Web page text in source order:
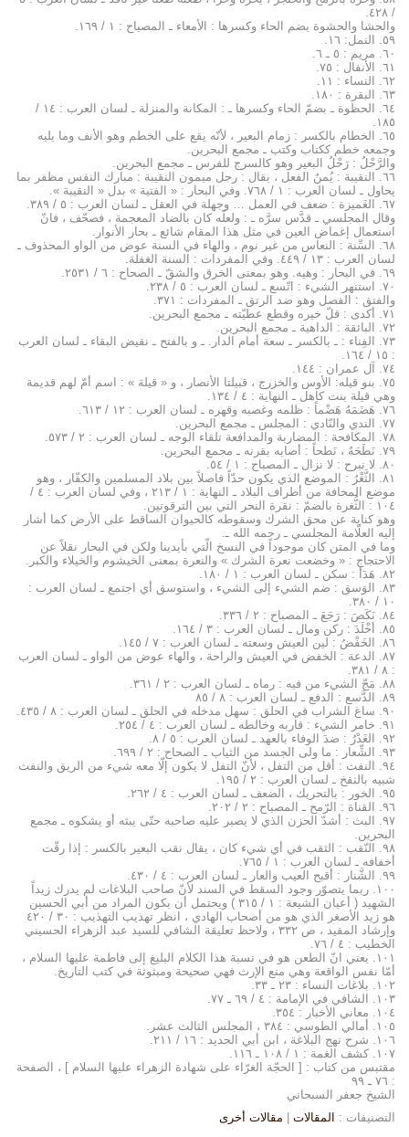
/ ٤۲۸.
والحشا والحشوة بضم الحاء وكسرها : الأمعاء ـ المصباح : ۱ / ۱٦۹.
٥۹. النمل: ۱٦.
٦۰. مريم : ٥ ـ ٦.
٦۱. الأنفال : ۷٥.
٦۲. النساء : ۱۱.
٦۳. البقرة : ۱۸۰.
٦٤. الحظوة ـ بضمّ الحاء وكسرها ـ : المكانة والمنزلة ـ لسان العرب : ۱٤ /
۱۸٥.
٦٥. الخطام بالكسر : زمام البعير ، لأنّه يقع على الخطم وهو الأنف وما يليه
وجمعه خطم ككتاب وكتب ـ مجمع البحرين.
والرَّحْلُ : رَحْلُ البعير وهو كالسرج للفرس ـ مجمع البحرين.
٦٦. النقيبة : يُمنُ الفعل ، يقال : رجل ميمون النقيبة : مبارك النفس مظفر بما
يحاول ـ لسان العرب : ۱ / ۷٦۸. وفي البحار : « الفتية » بدل « النقيبة ».
٦۷. الغَميزة : ضعف في العمل … وجهلة في العقل ـ لسان العرب : ٥ / ۳۸۹.
وقال المجلسي ـ قدَّس سرَّه ـ : ولعلّه كان بالضاد المعجمة ، فصحّف ، فانّ
استعمال إغماض العين في مثل هذا المقام شائع ـ بحار الأنوار.
٦۸. السِّنة : النعاس من غير نوم ، والهاء في السنة عوض من الواو المحذوف ـ
لسان العرب : ۱۳ / ٤٤۹. وفي المفردات : السنة الغفلة.
٦۹. في البحار : وهيه. وهو بمعنى الخرق والشقّ ـ الصحاح : ٦ / ۲٥۳۱.
۷۰. استنهر الشيء : اتّسع ـ لسان العرب : ٥ / ۲۳۸.
والفتق : الفصل وهو ضد الرتق ـ المفردات : ۳۷۱.
۷۱. أكدى : قلّ خيره وقطع عطيّته ـ مجمع البحرين.
۷۲. البائقة : الداهية ـ مجمع البحرين.
۷۳. الفِناء : ـ بالكسر ـ سعة أمام الدار. ـ و بالفتح ـ نقيض البقاء ـ لسان العرب
: ۱٥ / ۱٦٤.
۷٤. آل عمران : ۱٤٤.
۷٥. بنو قيله: الأوس والخزرج ، قبيلتا الأنصار ، و « قيلة » : اسم أمّ لهم قديمة
وهي قيلة بنت كاهل ـ النهاية : ٤ / ۱۳٤.
۷٦. هَضَمَهُ هَضْماً : ظلمه وغصبه وقهره ـ لسان العرب : ۱۲ / ٦۱۳.
۷۷. الندي والنّادي : المجلس ـ مجمع البحرين.
۷۸. المكافحة : المضاربة والمدافعة تلقاء الوجه ـ لسان العرب : ۲ / ٥۷۳.
۷۹. نَطَحَهُ ، نَطحاً : أصابه بقرنه ـ مجمع البحرين.
۸۰. لا نبرح : لا نزال ـ المصباح : ۱ / ٥٤.
۸۱. الثَّغْرُ : الموضع الذي يكون حدّاً فاصلاً بين بلاد المسلمين والكفّار ، وهو
موضع المخافة من أطراف البلاد ـ النهاية : ۱ / ۲۱۳ ، وفي لسان العرب : ٤ /
۱۰٤ : الثُّغرة بالضمّ : نقرة النحر التي بين الترقوتين.
وهو كناية عن محق الشرك وسقوطه كالحيوان الساقط على الأرض كما أشار
إليه العلّامة المجلسي ـ رحمه الله ـ.
وما في المتن كان موجوداً في النسخ الّتي بأيدينا ولكن في البحار نقلاً عن
الاحتجاج : « وخضعت نعرة الشرك » والنعرة بمعنى الخيشوم والخيلاء والكبر.
۸۲. هَدَأ : سكن ـ لسان العرب : ۱ / ۱۸۰.
۸۳. الوَسق : ضم الشيء إلى الشيء ، واستوسق أي اجتمع ـ لسان العرب :
۱۰ / ۳۸۰.
۸٤. نَكَصَ : رَجَعَ ـ المصباح : ۲ / ۳۳٦.
۸٥. أخْلَدَ : ركن ومال ـ لسان العرب : ۳ / ۱٦٤.
۸٦. الخَفْضُ : لين العيش وسعته ـ لسان العرب : ۷ / ۱٤٥.
۸۷. الدعة : الخفض في العيش والراحة ، والهاء عوض من الواو ـ لسان العرب
: ۸ / ۳۸۱.
۸۸. مَجّ الشيء من فيه : رماه ـ لسان العرب : ۲ / ۳٦۱.
۸۹. الدَّسع : الدفع ـ لسان العرب : ۸ / ۸٥
۹۰. ساغ الشراب في الحلق : سهل مدخله في الحلق ـ لسان العرب : ۸ / ٤۳٥.
۹۱. خامر الشيء : قاربه وخالطه ـ لسان العرب : ٤ / ۲٥٤.
۹۲. الغَدْرُ : ضدَ الوفاء بالعهد ـ لسان العرب : ٥ / ۸.
۹۳. الشِّعار : ما ولى الجسد من الثياب ـ الصحاح : ۲ / ٦۹۹.
۹٤. النفث : أقل من التفل ، لأنّ التفل لا يكون إلّا معه شيء من الريق والنفث
شبيه بالنفخ ـ لسان العرب : ۲ / ۱۹٥.
۹٥. الخور : بالتحريك ، الضعف ـ لسان العرب : ٤ / ۲٦۲.
۹٦. القناة : الرّمح ـ المصباح : ۲ / ۲۰۲.
۹۷. البث : أشدّ الحزن الذي لا يصبر عليه صاحبه حتّى يبثه أو يشكوه ـ مجمع
البحرين.
۹۸. النّقب : الثقب في أي شيء كان ، يقال نقب البعير بالكسر : إذا رقّت
أخفافه ـ لسان العرب : ۱ / ۷٦٥.
۹۹. الشَّنار : أقبح العيب والعار ـ لسان العرب : ٤ / ٤۳۰.
۱۰۰. ربما يتصوّر وجود السقط في السند لأنّ صاحب البلاغات لم يدرك زيداً
الشهيد ( أعيان الشيعة : ۱ / ۳۱٥ ) ويحتمل أن يكون المراد من أبي الحسين
هو زيد الأصغر الذي هو من أصحاب الهادي ، انظر تهذيب التهذيب : ۳۰ / ٤۲۰
وإرشاد المفيد ، ص ۳۳۲ ، ولاحظ تعليقة الشافي للسيد عبد الزهراء الحسيني
الخطيب : ٤ / ۷٦.
۱۰۱. يعني انّ الطعن هو في نسبة هذا الكلام البليغ إلى فاطمة عليها السلام ،
أمّا نفس الواقعة وهي منع الإرث فهي صحيحة ومبثوثة في كتب التاريخ.
۱۰۲. بلاغات النساء : ۲۳ ـ ۳۳.
۱۰۳. الشافي في الإمامة : ٤ / ٦۹ ـ ۷۷.
۱۰٤. معاني الأخبار : ۳٥٤.
۱۰٥. أمالي الطوسي : ۳۸٤ ، المجلس الثالث عشر.
۱۰٦. شرح نهج البلاغة ، ابن أبي الحديد : ۱٦ / ۲۱۱.
۱۰۷. كشف الغمة : ۱ / ۱۰۸ ـ ۱۱٦.
مقتبس من كتاب : [ الحجّة الغرّاء على شهادة الزهراء عليها السلام ] ، الصفحة
: ۷٦ ـ ۹۹
الشيخ جعفر السبحاني
التصنيفات : المقالات مقالات أخرى